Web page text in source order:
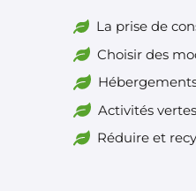
Activités